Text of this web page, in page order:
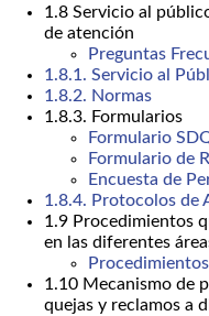
1.8 Servicio al
de atención
Preguntas
1.8.1. Servicio al
1.8.2. Normas
1.8.3. Formularios
Formulario
Formulario de
Encuesta de
1.8.4. Protocolos de
1.9 Procedimientos
en las diferentes
1.10 Mecanismo de
quejas y reclamos a